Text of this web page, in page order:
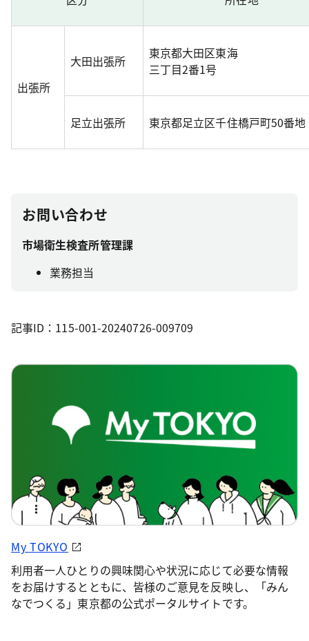
出張所
大田出張所
東京都大田区東海
三丁目2番1号
足立出張所 東京都足立区千住橋戸町50番地
お問い合わせ
市場衛生検査所管理課
業務担当
記事ID：115-001-20240726-009709
My TOKYO
利用者一人ひとりの興味関心や状況に応じて必要な情報
をお届けするとともに、皆様のご意見を反映し、「みん
なでつくる」東京都の公式ポータルサイトです。